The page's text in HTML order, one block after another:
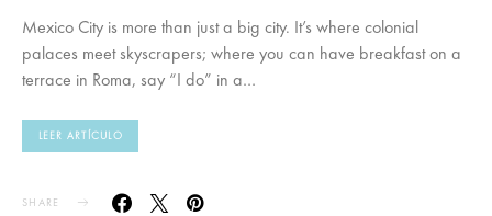
Mexico City is more than just a big city. It’s where colonial
palaces meet skyscrapers; where you can have breakfast on a
terrace in Roma, say “I do” in a…
LEER ARTÍCULO
SHARE